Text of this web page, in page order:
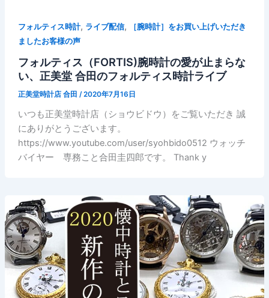
フォルティス時計, ライブ配信,
［腕時計］をお買い上げいただき
ましたお客様の声
フォルティス（FORTIS)腕時計の愛が止まらな
い、正美堂 合田のフォルティス時計ライブ
正美堂時計店 合田 /2020年7月16日
いつも正美堂時計店（ショウビドウ）をご覧いただき 誠
にありがとうございます。
https://www.youtube.com/user/syohbido0512 ウォッチ
バイヤー 専務こと合田圭四郎です。 Thank y